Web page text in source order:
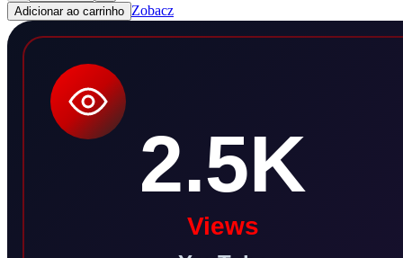
Adicionar ao carrinho Zobacz